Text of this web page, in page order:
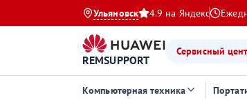
Ульяновск 4.9 на Яндекс
REMSUPPORT
Сервисный
Компьютерная техника